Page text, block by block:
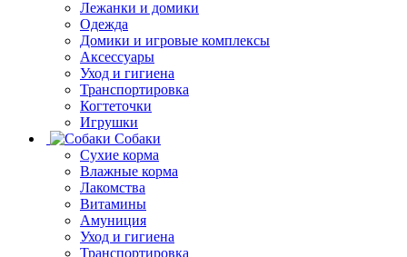
Лежанки и домики
Одежда
Домики и игровые комплексы
Аксессуары
Уход и гигиена
Транспортировка
Когтеточки
Игрушки
Собаки
Сухие корма
Влажные корма
Лакомства
Витамины
Амуниция
Уход и гигиена
Транспортировка